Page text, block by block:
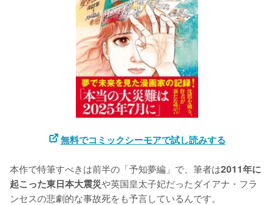
無料でコミックシーモアで試し読みする
本作で特筆すべきは前半の「予知夢編」で、筆者は2011年に
起こった東日本大震災や英国皇太子妃だったダイアナ・フラ
ンセスの悲劇的な事故死をも予言しているんです。